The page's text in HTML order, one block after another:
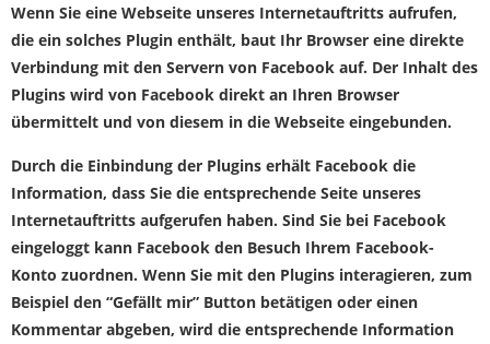
Wenn Sie eine Webseite unseres Internetauftritts aufrufen,
die ein solches Plugin enthält, baut Ihr Browser eine direkte
Verbindung mit den Servern von Facebook auf. Der Inhalt des
Plugins wird von Facebook direkt an Ihren Browser
übermittelt und von diesem in die Webseite eingebunden.
Durch die Einbindung der Plugins erhält Facebook die
Information, dass Sie die entsprechende Seite unseres
Internetauftritts aufgerufen haben. Sind Sie bei Facebook
eingeloggt kann Facebook den Besuch Ihrem Facebook-
Konto zuordnen. Wenn Sie mit den Plugins interagieren, zum
Beispiel den “Gefällt mir” Button betätigen oder einen
Kommentar abgeben, wird die entsprechende Information